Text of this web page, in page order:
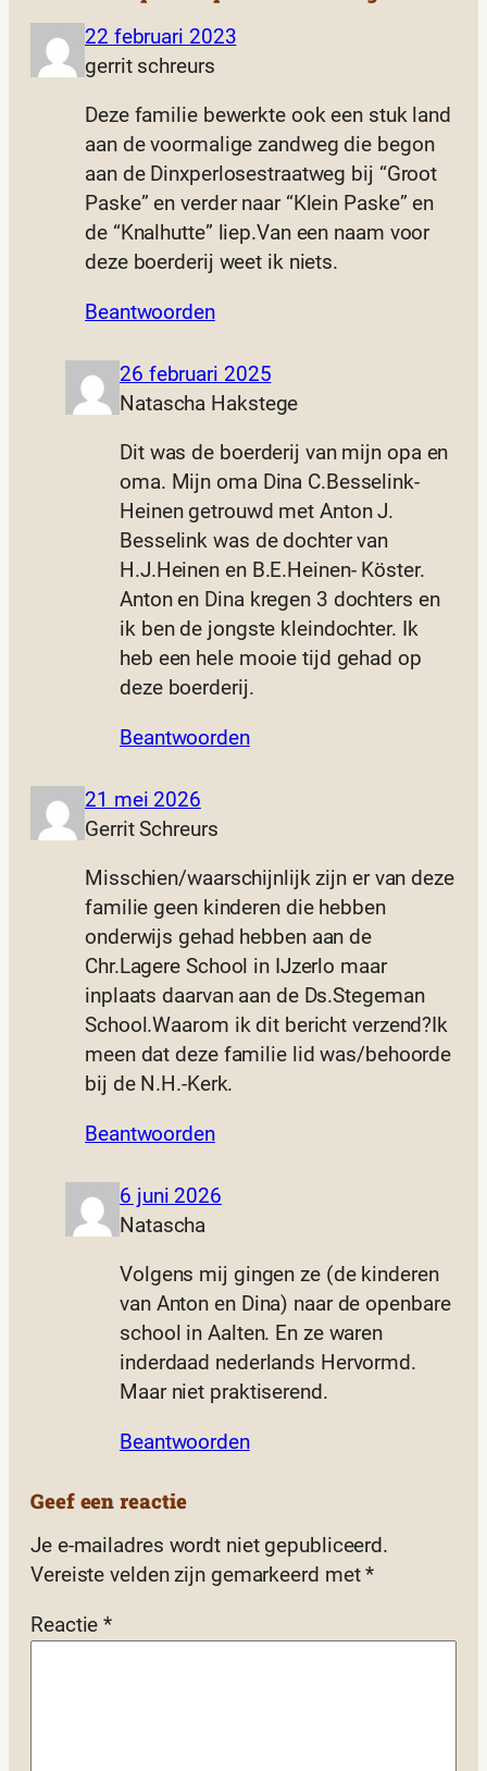
22 februari 2023
gerrit schreurs
Deze familie bewerkte ook een stuk land
aan de voormalige zandweg die begon
aan de Dinxperlosestraatweg bij “Groot
Paske” en verder naar “Klein Paske” en
de “Knalhutte” liep.Van een naam voor
deze boerderij weet ik niets.
Beantwoorden
26 februari 2025
Natascha Hakstege
Dit was de boerderij van mijn opa en
oma. Mijn oma Dina C.Besselink-
Heinen getrouwd met Anton J.
Besselink was de dochter van
H.J.Heinen en B.E.Heinen- Köster.
Anton en Dina kregen 3 dochters en
ik ben de jongste kleindochter. Ik
heb een hele mooie tijd gehad op
deze boerderij.
Beantwoorden
21 mei 2026
Gerrit Schreurs
Misschien/waarschijnlijk zijn er van deze
familie geen kinderen die hebben
onderwijs gehad hebben aan de
Chr.Lagere School in IJzerlo maar
inplaats daarvan aan de Ds.Stegeman
School.Waarom ik dit bericht verzend?Ik
meen dat deze familie lid was/behoorde
bij de N.H.-Kerk.
Beantwoorden
6 juni 2026
Natascha
Volgens mij gingen ze (de kinderen
van Anton en Dina) naar de openbare
school in Aalten. En ze waren
inderdaad nederlands Hervormd.
Maar niet praktiserend.
Beantwoorden
Geef een reactie
Je e-mailadres wordt niet gepubliceerd.
Vereiste velden zijn gemarkeerd met*
Reactie*